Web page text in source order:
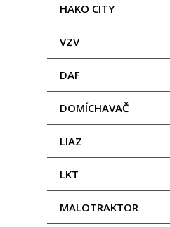
HAKO CITY
VZV
DAF
DOMÍCHAVAČ
LIAZ
LKT
MALOTRAKTOR